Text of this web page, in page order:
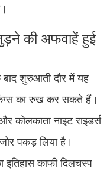
की अफवाहें हुई
शुरुआती दौर में यह
किंग्स का रुख कर सकते हैं।
कोलकाता नाइट राइडर्स
पकड़ लिया है।
इतिहास काफी दिलचस्प